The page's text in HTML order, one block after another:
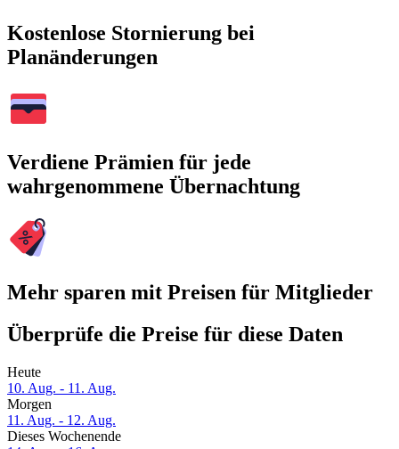
Kostenlose Stornierung bei
Planänderungen
Verdiene Prämien für jede
wahrgenommene Übernachtung
Mehr sparen mit Preisen für Mitglieder
Überprüfe die Preise für diese Daten
Heute
10. Aug. - 11. Aug.
Morgen
11. Aug. - 12. Aug.
Dieses Wochenende